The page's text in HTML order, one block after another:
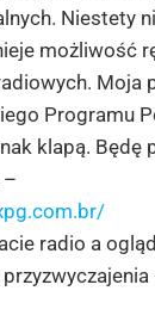
Niestety
możliwość
Moja
Programu
klapą. Będę
–
radio a